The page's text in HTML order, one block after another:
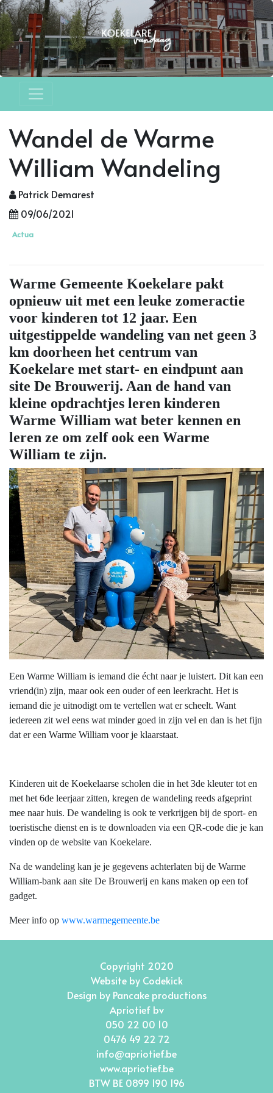
Wandel de Warme
William Wandeling
Patrick Demarest
09/06/2021
Actua
Warme Gemeente Koekelare pakt
opnieuw uit met een leuke zomeractie
voor kinderen tot 12 jaar. Een
uitgestippelde wandeling van net geen 3
km doorheen het centrum van
Koekelare met start- en eindpunt aan
site De Brouwerij. Aan de hand van
kleine opdrachtjes leren kinderen
Warme William wat beter kennen en
leren ze om zelf ook een Warme
William te zijn.
Een Warme William is iemand die écht naar je luistert. Dit kan een
vriend(in) zijn, maar ook een ouder of een leerkracht. Het is
iemand die je uitnodigt om te vertellen wat er scheelt. Want
iedereen zit wel eens wat minder goed in zijn vel en dan is het fijn
dat er een Warme William voor je klaarstaat.
Kinderen uit de Koekelaarse scholen die in het 3de kleuter tot en
met het 6de leerjaar zitten, kregen de wandeling reeds afgeprint
mee naar huis. De wandeling is ook te verkrijgen bij de sport- en
toeristische dienst en is te downloaden via een QR-code die je kan
vinden op de website van Koekelare.
Na de wandeling kan je je gegevens achterlaten bij de Warme
William-bank aan site De Brouwerij en kans maken op een tof
gadget.
Meer info op www.warmegemeente.be
Copyright 2020
Website by Codekick
Design by Pancake productions
Apriotief bv
050 22 00 10
0476 49 22 72
info@apriotief.be
www.apriotief.be
BTW BE 0899 190 196